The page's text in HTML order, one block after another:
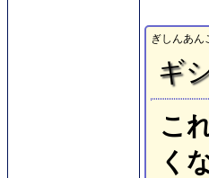
ぎしんあん
ギ
こ
く